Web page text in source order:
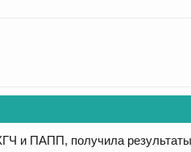
ХГЧ и ПАПП, получила